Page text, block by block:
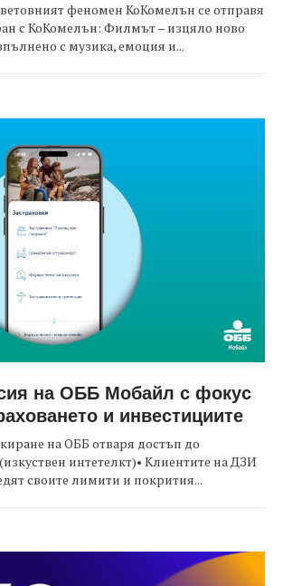
феномен КоКомелън се отправя
с КоКомелън: Филмът – изцяло ново
с музика, емоция и...
на ОББ Мобайл с фокус
и инвестициите
на ОББ отваря достъп до
интетелкт)• Клиентите на ДЗИ
своите лимити и покрития...